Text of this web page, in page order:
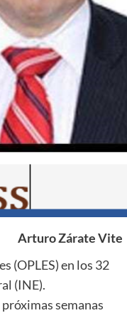
Arturo Zárate Vite
(OPLES) en los 32
(INE).
semanas